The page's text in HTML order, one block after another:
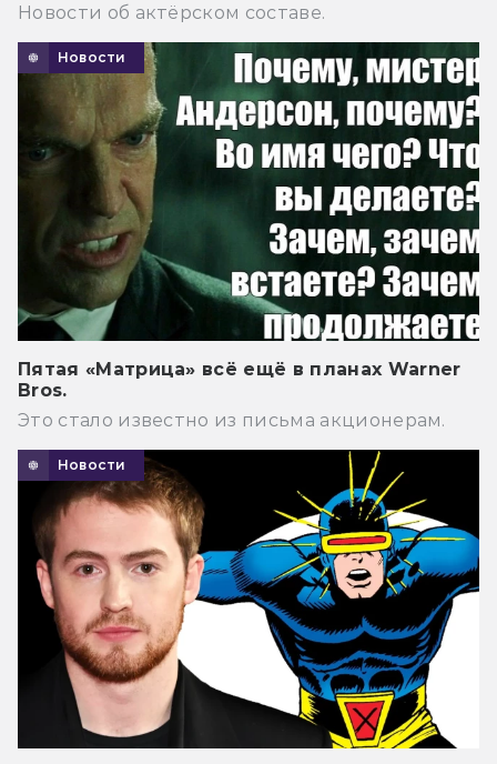
Новости об актёрском составе.
Новости
Пятая «Матрица» всё ещё в планах Warner
Bros.
Это стало известно из письма акционерам.
Новости